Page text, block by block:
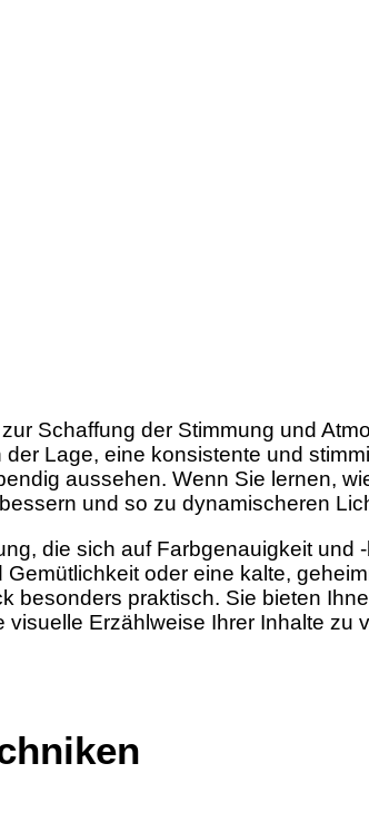
Schaffung der Stimmung und
Lage, eine konsistente und
aussehen. Wenn Sie lernen,
und so zu dynamischeren
die sich auf Farbgenauigkeit
oder eine kalte,
besonders praktisch. Sie bieten
Erzählweise Ihrer Inhalte zu